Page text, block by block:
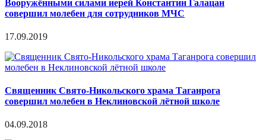
Вооружёнными силами иерей Константин Галацан
совершил молебен для сотрудников МЧС
17.09.2019
Священник Свято-Никольского храма Таганрога
совершил молебен в Неклиновской лётной школе
04.09.2018